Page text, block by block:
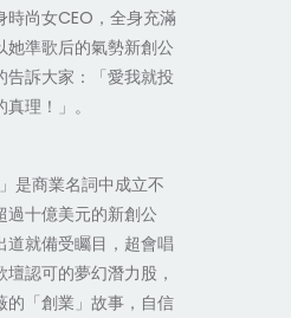
時尚女CEO ，全身充滿
她準歌后的氣勢新創公
告訴大家：「愛我就投
理！」。
」是商業名詞中成立不
過十億美元的新創公
道就備受矚目，超會唱
認可的夢幻潛力股，
的「創業」故事，自信